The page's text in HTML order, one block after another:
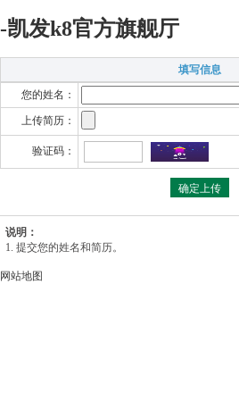
-凯发k8官方旗舰厅
填写信息
您的姓名：
上传简历：
验证码：
说明：
1. 提交您的姓名和简历。
网站地图